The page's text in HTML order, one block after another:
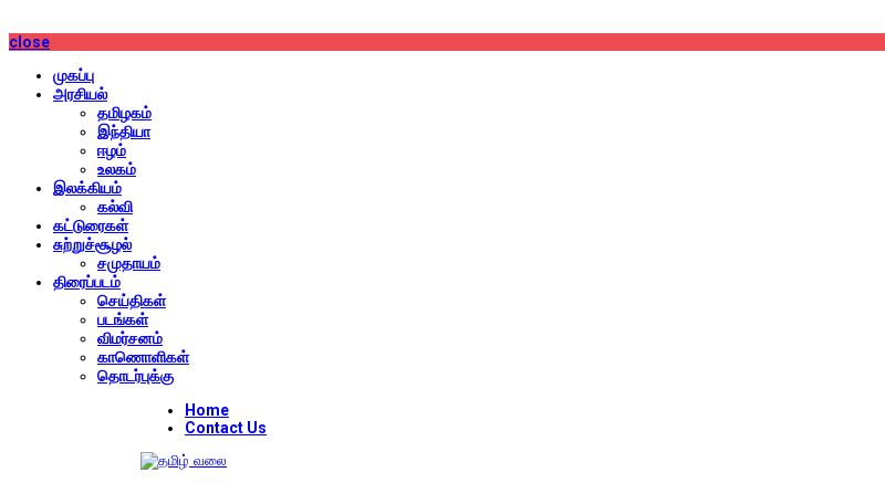
close
முகப்பு
அரசியல்
தமிழகம்
இந்தியா
ஈழம்
உலகம்
இலக்கியம்
கல்வி
கட்டுரைகள்
சுற்றுச்சூழல்
சமுதாயம்
திரைப்படம்
செய்திகள்
படங்கள்
விமர்சனம்
காணொளிகள்
தொடர்புக்கு
Home
Contact Us